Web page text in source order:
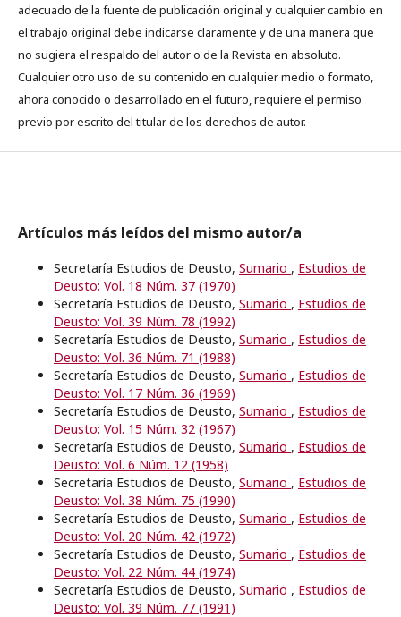
adecuado de la fuente de publicación original y cualquier cambio en
el trabajo original debe indicarse claramente y de una manera que
no sugiera el respaldo del autor o de la Revista en absoluto.
Cualquier otro uso de su contenido en cualquier medio o formato,
ahora conocido o desarrollado en el futuro, requiere el permiso
previo por escrito del titular de los derechos de autor.
Artículos más leídos del mismo autor/a
Secretaría Estudios de Deusto, Sumario , Estudios de
Deusto: Vol. 18 Núm. 37 (1970)
Secretaría Estudios de Deusto, Sumario , Estudios de
Deusto: Vol. 39 Núm. 78 (1992)
Secretaría Estudios de Deusto, Sumario , Estudios de
Deusto: Vol. 36 Núm. 71 (1988)
Secretaría Estudios de Deusto, Sumario , Estudios de
Deusto: Vol. 17 Núm. 36 (1969)
Secretaría Estudios de Deusto, Sumario , Estudios de
Deusto: Vol. 15 Núm. 32 (1967)
Secretaría Estudios de Deusto, Sumario , Estudios de
Deusto: Vol. 6 Núm. 12 (1958)
Secretaría Estudios de Deusto, Sumario , Estudios de
Deusto: Vol. 38 Núm. 75 (1990)
Secretaría Estudios de Deusto, Sumario , Estudios de
Deusto: Vol. 20 Núm. 42 (1972)
Secretaría Estudios de Deusto, Sumario , Estudios de
Deusto: Vol. 22 Núm. 44 (1974)
Secretaría Estudios de Deusto, Sumario , Estudios de
Deusto: Vol. 39 Núm. 77 (1991)